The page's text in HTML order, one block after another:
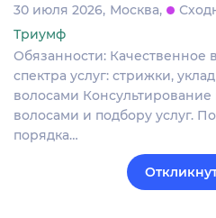
30 июля 2026 Москва
Триумф
Обязанности:
спектра услуг: стрижки,
волосами Консультирование
волосами и подбору услуг.
порядка…